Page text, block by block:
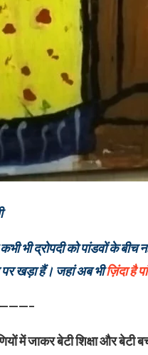
भी द्रोपदी को पांडवों के बीच
पर खड़ा हैं। जहां अब भीज़िंदा है
में जाकर बेटी शिक्षा और बेटी